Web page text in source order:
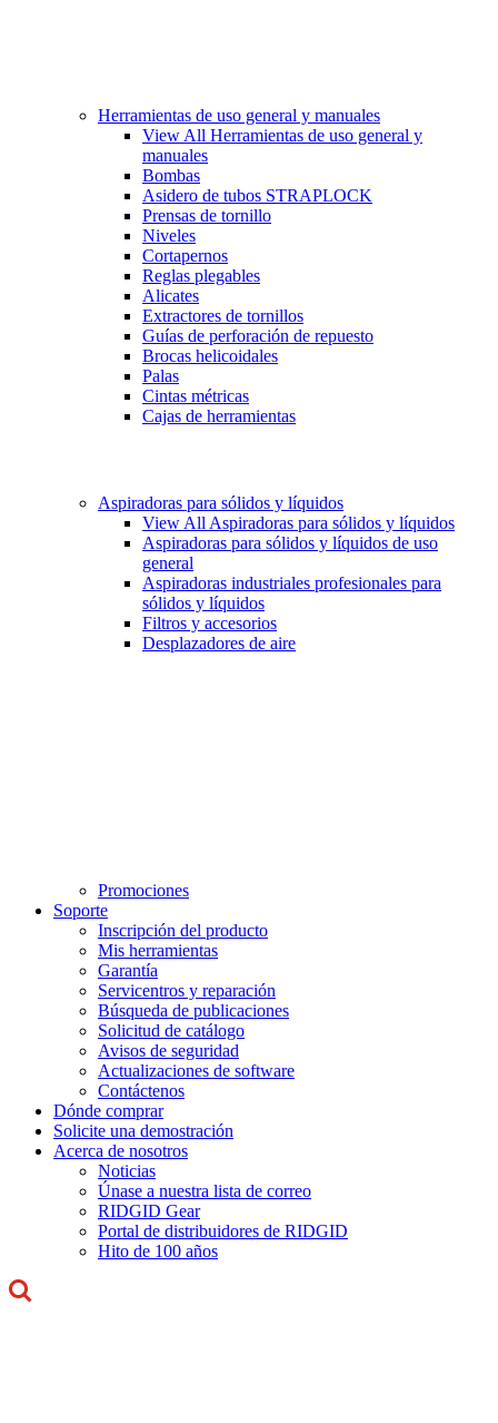
Herramientas de uso general y manuales
View All Herramientas de uso general y
manuales
Bombas
Asidero de tubos STRAPLOCK
Prensas de tornillo
Niveles
Cortapernos
Reglas plegables
Alicates
Extractores de tornillos
Guías de perforación de repuesto
Brocas helicoidales
Palas
Cintas métricas
Cajas de herramientas
Aspiradoras para sólidos y líquidos
View All Aspiradoras para sólidos y líquidos
Aspiradoras para sólidos y líquidos de uso
general
Aspiradoras industriales profesionales para
sólidos y líquidos
Filtros y accesorios
Desplazadores de aire
Promociones
Soporte
Inscripción del producto
Mis herramientas
Garantía
Servicentros y reparación
Búsqueda de publicaciones
Solicitud de catálogo
Avisos de seguridad
Actualizaciones de software
Contáctenos
Dónde comprar
Solicite una demostración
Acerca de nosotros
Noticias
Únase a nuestra lista de correo
RIDGID Gear
Portal de distribuidores de RIDGID
Hito de 100 años